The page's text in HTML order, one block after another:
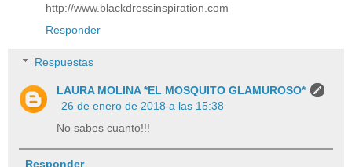
http://www.blackdressinspiration.com
Responder
Respuestas
LAURA MOLINA *EL MOSQUITO GLAMUROSO*
26 de enero de 2018 a las 15:38
No sabes cuanto!!!
Responder